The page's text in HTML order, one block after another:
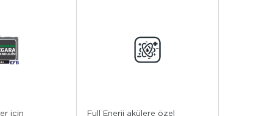
için
Full Enerji akülere özel